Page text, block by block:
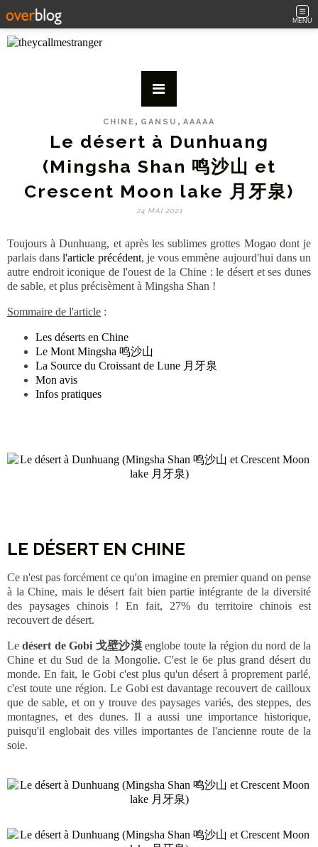
MENU
CHINE , GANSU , AAAAA
Le désert à Dunhuang
(Mingsha Shan 鸣沙山 et
Crescent Moon lake 月牙泉)
24 MAI 2021
Toujours à Dunhuang, et après les sublimes grottes Mogao dont je
parlais dansl'article précédent, je vous emmène aujourd'hui dans un
autre endroit iconique de l'ouest de la Chine : le désert et ses dunes
de sable, et plus précisèment à Mingsha Shan !
Sommaire de l'article :
Les déserts en Chine
Le Mont Mingsha 鸣沙山
La Source du Croissant de Lune 月牙泉
Mon avis
Infos pratiques
LE DÉSERT EN CHINE
Ce n'est pas forcément ce qu'on imagine en premier quand on pense
à la Chine, mais le désert fait bien partie intégrante de la diversité
des paysages chinois ! En fait, 27% du territoire chinois est
recouvert de désert.
Ledésert de Gobi 戈壁沙漠 englobe toute la région du nord de la
Chine et du Sud de la Mongolie. C'est le 6e plus grand désert du
monde. En fait, le Gobi c'est plus qu'un désert à proprement parlé,
c'est toute une région. Le Gobi est davantage recouvert de cailloux
que de sable, et on y trouve des paysages variés, des steppes, des
montagnes, et des dunes. Il a aussi une importance historique,
puisqu'il englobait des villes importantes de l'ancienne route de la
soie.